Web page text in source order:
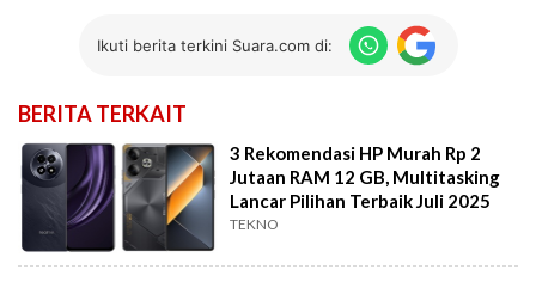
Ikuti berita terkini Suara.com di:
BERITA TERKAIT
3 Rekomendasi HP Murah Rp 2
Jutaan RAM 12 GB, Multitasking
Lancar Pilihan Terbaik Juli 2025
TEKNO